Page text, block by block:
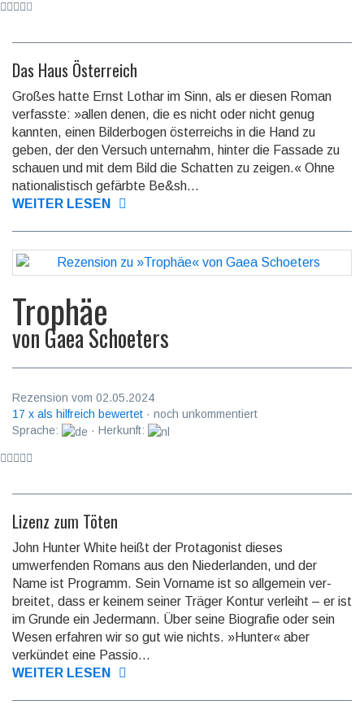
Das Haus Österreich
Großes hatte Ernst Lothar im Sinn, als er diesen Roman
verfasste: »allen denen, die es nicht oder nicht genug
kannten, einen Bilder­bogen öster­reichs in die Hand zu
geben, der den Versuch unter­nahm, hinter die Fassade zu
schauen und mit dem Bild die Schatten zu zeigen.« Ohne
natio­nalis­tisch gefärbte Be&sh...
WEITER LESEN
Trophäe
vonGaea Schoeters
Rezension vom 02.05.2024
17 x als hilfreich bewertet · noch unkommentiert
Sprache:
· Herkunft:
Lizenz zum Töten
John Hunter White heißt der Protagonist dieses
umwerfenden Romans aus den Niederlanden, und der
Name ist Programm. Sein Vorname ist so allgemein ver­
breitet, dass er keinem seiner Träger Kontur verleiht – er ist
im Grunde ein Jedermann. Über seine Biografie oder sein
Wesen erfahren wir so gut wie nichts. »Hunter« aber
verkündet eine Passio...
WEITER LESEN